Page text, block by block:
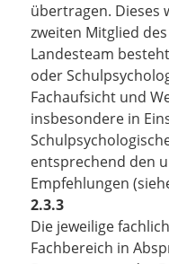
übertragen. Dieses
zweiten Mitglied
Landesteam
oder
Fachaufsicht und
insbesondere in
entsprechend den
Empfehlungen
2.3.3
Die jeweilige
Fachbereich in